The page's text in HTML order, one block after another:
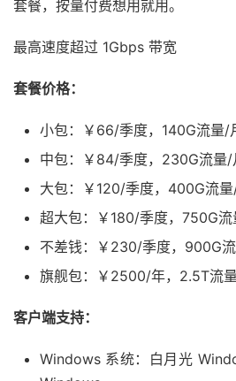
套餐，按量付费想用就用。
最高速度超过 1Gbps 带宽
套餐价格：
小包：￥66/季度，140G流量/
中包：￥84/季度，230G流量/
大包：￥120/季度，400G流量/
超大包：￥180/季度，750G流
不差钱：￥230/季度，900G流
旗舰包：￥2500/年，2.5T流量
客户端支持：
Windows 系统：白月光